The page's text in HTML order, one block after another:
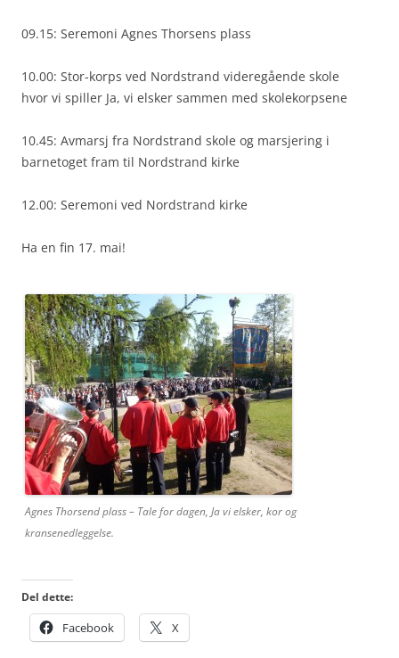
09.15: Seremoni Agnes Thorsens plass
10.00: Stor-korps ved Nordstrand videregående skole
hvor vi spiller Ja, vi elsker sammen med skolekorpsene
10.45: Avmarsj fra Nordstrand skole og marsjering i
barnetoget fram til Nordstrand kirke
12.00: Seremoni ved Nordstrand kirke
Ha en fin 17. mai!
Agnes Thorsend plass – Tale for dagen, Ja vi elsker, kor og
kransenedleggelse.
Del dette:
Facebook X